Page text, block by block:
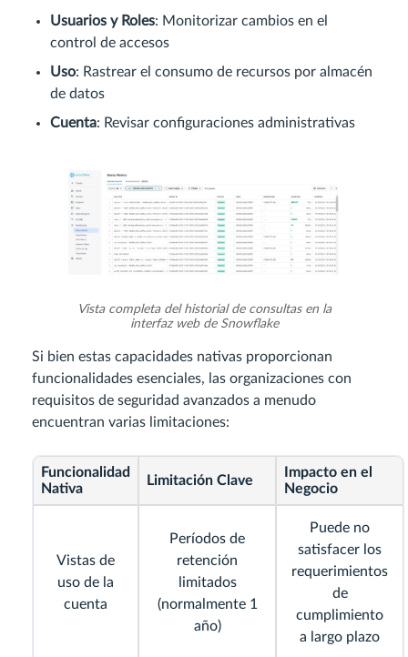
Usuarios y Roles: Monitorizar cambios en el
control de accesos
Uso: Rastrear el consumo de recursos por almacén
de datos
Cuenta: Revisar configuraciones administrativas
Vista completa del historial de consultas en la
interfaz web de Snowflake
Si bien estas capacidades nativas proporcionan
funcionalidades esenciales, las organizaciones con
requisitos de seguridad avanzados a menudo
encuentran varias limitaciones:
Funcionalidad
Nativa
Limitación Clave
Impacto en el
Negocio
Vistas de
uso de la
cuenta
Períodos de
retención
limitados
(normalmente 1
año)
Puede no
satisfacer los
requerimientos
de
cumplimiento
a largo plazo